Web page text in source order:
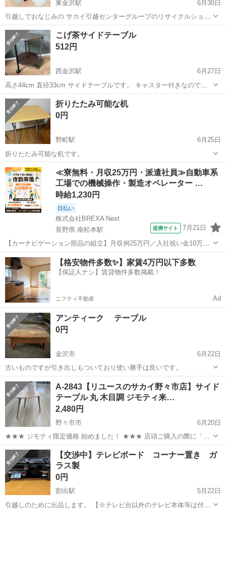
東金沢駅
6月30日
引越しでおなじみの サカイ引越センターグループのリサイクルショッ
プ ジャングルジャングル石川金沢店です(*^^*) 店頭ご購入の際に「ジ
モティを見た」と言っていただくと、ジモティ限定価格(表示価格より
7%O...
石川 金沢市 東金沢駅 テーブル
こげ茶サイドテーブル
512円
西金沢駅
6月27日
高さ44cm 直径33cm サイドテーブルです。 キャスター付きなので移
動が容易で使い勝手も良いです。 サイズも色味もちょうど良く、どん
なシチュエーションにも合います。 傷等ございません。ペットタバコ
無しです。 丁寧に...
石川 金沢市 西金沢駅 テーブル
折りたたみ可能な机
0円
野町駅
6月25日
折りたたみ可能な机です。
石川 金沢市 野町駅 テーブル
≪寮無料・月収25万円・派遣社員≫自動車系
工場での機械操作・製造オペレーター …
時給1,230円
日払い
株式会社BREXA Next
長野県 南松本駅
提携サイト 7月21日
【カーナビゲーション部品の組立】月収例25万円／入社祝い金10万
円！／うれしい土日祝休み★年間休日125日／稼げる夜勤専属！日払い
OK！ 人気の工場のお仕事 ◇カーナビゲーション部品の組立◇ ■ 業務
内容 車載用カーナビゲ...
長野 松本市 南松本駅 その他
【格安物件多数✨】家賃4万円以下多数
【保証人ナシ】賃貸物件多数掲載！
ニフティ不動産 Ad
アンティーク テーブル
0円
金沢市
6月22日
古いものですが引き出しもついており使い勝手は良いです。
石川 金沢市 テーブル アンティーク
A-2843【リユースのサカイ野々市店】サイド
テーブル 丸 木目調 ジモティ来…
2,480円
野々市市
6月20日
★★★ ジモティ限定価格 始めました！ ★★★ 店頭ご購入の際に「ジ
モティを見た」と言っていただくと、ジモティ限定価格(表示価格より
7%OFF)でのご購入が可能です。 是非、店頭にてスタッフまでお伝え
くださいませ。 ...
石川 野々市市 テーブル サカイ
【交渉中】テレビボード コーナー置き ガ
ラス製
0円
割出駅
5月22日
引越しのために出品します。 【※テレビ台以外のテレビ本体等は付属